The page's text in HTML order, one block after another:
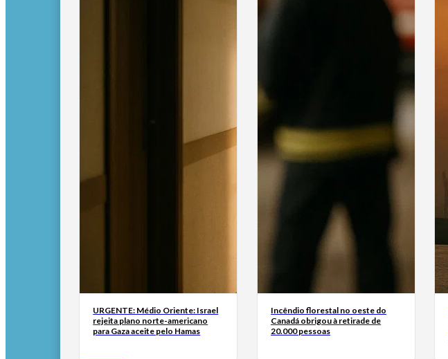
URGENTE: Médio Oriente: Israel
rejeita plano norte-americano
para Gaza aceite pelo Hamas
Incêndio florestal no oeste do
Canadá obrigou à retirade de
20.000 pessoas